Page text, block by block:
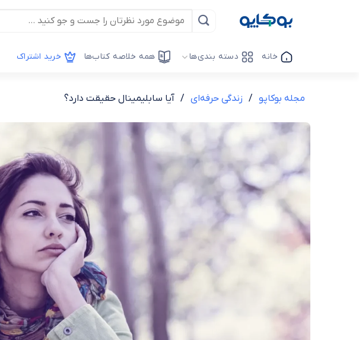
خانه دسته بندی‌ها همه خلاصه کتاب‌ها خرید اشتراک
مجله بوکاپو / زندگی حرفه‌ای / آیا سابلیمینال حقیقت دارد؟